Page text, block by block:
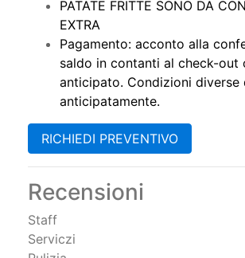
PATATE FRITTE SONO DA
EXTRA
Pagamento: acconto alla
saldo in contanti al check-out
anticipato. Condizioni diverse
anticipatamente.
RICHIEDI PREVENTIVO
Recensioni
Staff
Serviczi